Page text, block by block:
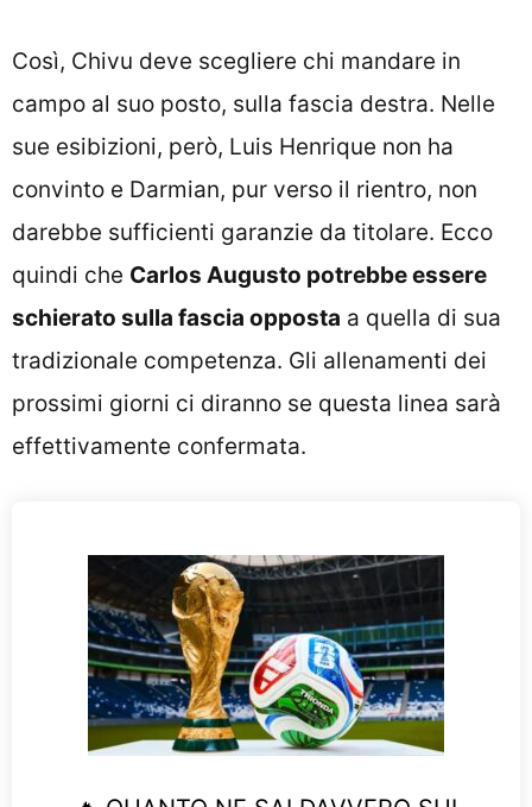
Così, Chivu deve scegliere chi mandare in
campo al suo posto, sulla fascia destra. Nelle
sue esibizioni, però, Luis Henrique non ha
convinto e Darmian, pur verso il rientro, non
darebbe sufficienti garanzie da titolare. Ecco
quindi che Carlos Augusto potrebbe essere
schierato sulla fascia opposta a quella di sua
tradizionale competenza. Gli allenamenti dei
prossimi giorni ci diranno se questa linea sarà
effettivamente confermata.